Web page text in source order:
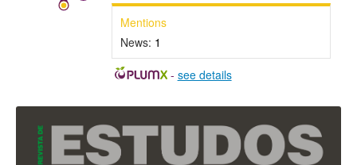
Mentions
News: 1
- see details